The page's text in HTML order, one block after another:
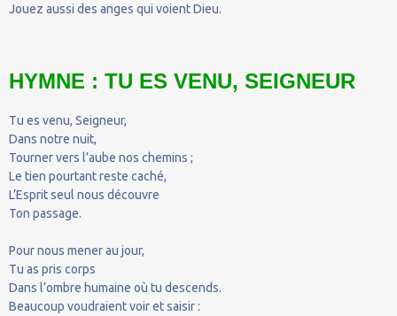
Jouez aussi des anges qui voient Dieu.
HYMNE : TU ES VENU, SEIGNEUR
Tu es venu, Seigneur,
Dans notre nuit,
Tourner vers l’aube nos chemins ;
Le tien pourtant reste caché,
L’Esprit seul nous découvre
Ton passage.
Pour nous mener au jour,
Tu as pris corps
Dans l’ombre humaine où tu descends.
Beaucoup voudraient voir et saisir :